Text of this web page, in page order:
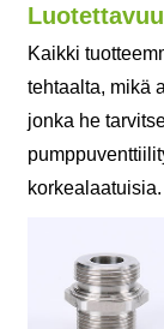
Kaikki
tehtaalta, mikä
jonka he
korkealaatuisia.